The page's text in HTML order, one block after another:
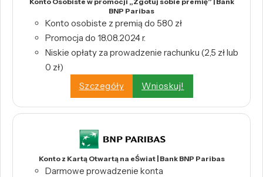
BNP Paribas
Konto osobiste z premią do 580 zł
Promocja do 18.08.2024 r.
Niskie opłaty za prowadzenie rachunku (2,5 zł lub
0 zł)
Szczegóły
Wnioskuj!
Konto z Kartą Otwartą na eŚwiat | Bank BNP Paribas
Darmowe prowadzenie konta